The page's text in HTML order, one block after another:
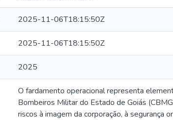
2025-11-06T18:15:50Z
2025-11-06T18:15:50Z
2025
O fardamento operacional representa
Bombeiros Militar do Estado de Goiás
riscos à imagem da corporação, à segurança